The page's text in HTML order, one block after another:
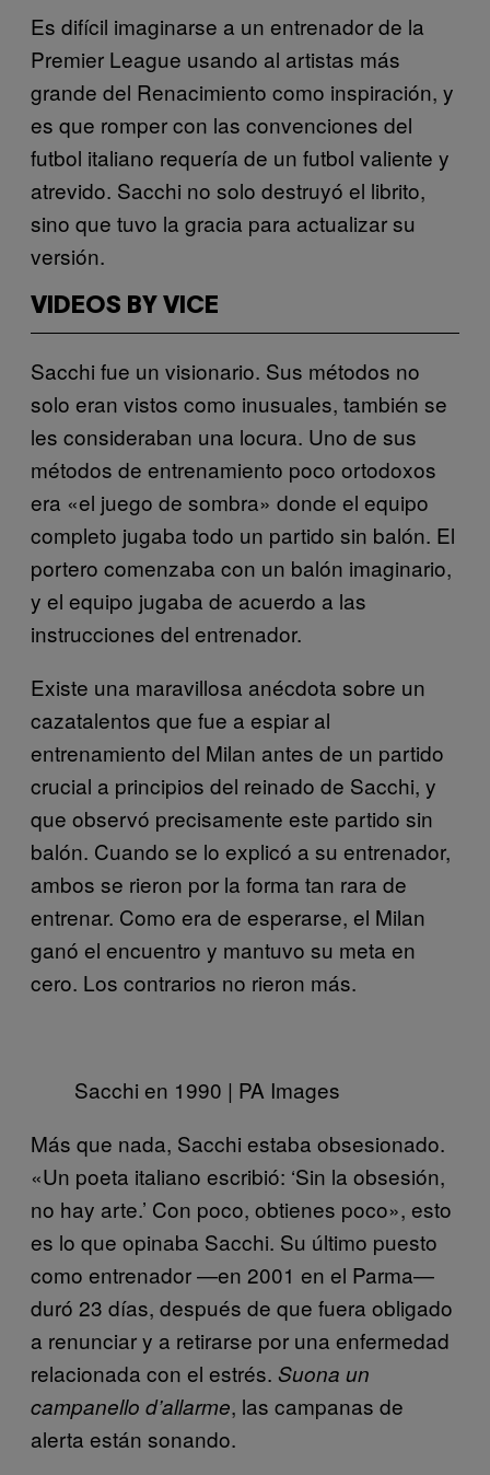
Es difícil imaginarse a un entrenador de la
Premier League usando al artistas más
grande del Renacimiento como inspiración, y
es que romper con las convenciones del
futbol italiano requería de un futbol valiente y
atrevido. Sacchi no solo destruyó el librito,
sino que tuvo la gracia para actualizar su
versión.
VIDEOS BY VICE
Sacchi fue un visionario. Sus métodos no
solo eran vistos como inusuales, también se
les consideraban una locura. Uno de sus
métodos de entrenamiento poco ortodoxos
era «el juego de sombra» donde el equipo
completo jugaba todo un partido sin balón. El
portero comenzaba con un balón imaginario,
y el equipo jugaba de acuerdo a las
instrucciones del entrenador.
Existe una maravillosa anécdota sobre un
cazatalentos que fue a espiar al
entrenamiento del Milan antes de un partido
crucial a principios del reinado de Sacchi, y
que observó precisamente este partido sin
balón. Cuando se lo explicó a su entrenador,
ambos se rieron por la forma tan rara de
entrenar. Como era de esperarse, el Milan
ganó el encuentro y mantuvo su meta en
cero. Los contrarios no rieron más.
Sacchi en 1990 | PA Images
Más que nada, Sacchi estaba obsesionado.
«Un poeta italiano escribió: ‘Sin la obsesión,
no hay arte.’ Con poco, obtienes poco», esto
es lo que opinaba Sacchi. Su último puesto
como entrenador —en 2001 en el Parma—
duró 23 días, después de que fuera obligado
a renunciar y a retirarse por una enfermedad
relacionada con el estrés. Suona un
campanello d’allarme, las campanas de
alerta están sonando.